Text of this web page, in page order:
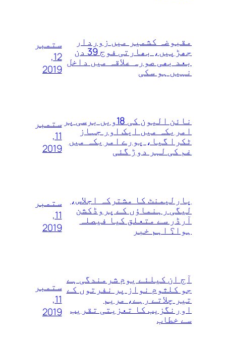
مقبوضہ کشمیر میں زوردار
جھڑپیں، بھارتی فوج 39 دن
بعد بھی صورہ علاقہ میں داخل
نہیں ہو سکی
ستمبر
12,
2019
نائن الیون کی 18ویں‌ برسی پر
امریکہ میں ایک اور جہاز
ٹکرا گیا، پورے امریکہ میں
غم کی لہر دوڑ گئی
ستمبر
11,
2019
پارلیمنٹ کا مشترکہ اجلاس،
لیگی رہنماؤں کے پروڈکشن
آرڈر سے متعلق کیا فیصلہ
ہوا؟ اہم خبر
ستمبر
11,
2019
آج ان کیلئے یوم شرمندگی ہے
جو کلثوم نواز پر نفرتوں‌ کے
تیر چلاتے رہے، مریم
اورنگزیب کا تعزیتی تقریب
سے خطاب
ستمبر
11,
2019